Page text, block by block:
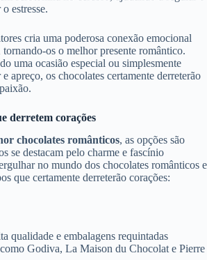
estresse.
cria uma poderosa conexão emocional
tornando-os o melhor presente romântico.
uma ocasião especial ou simplesmente
apreço, os chocolates certamente derreterão
derretem corações
chocolates românticos, as opções são
se destacam pelo charme e fascínio
no mundo dos chocolates românticos e
que certamente derreterão corações:
qualidade e embalagens requintadas
Godiva, La Maison du Chocolat e Pierre